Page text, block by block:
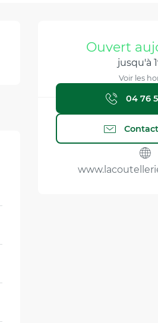
Ouvert
jusqu'à
Voir les
04 76